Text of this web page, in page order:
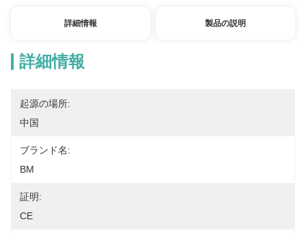
詳細情報 製品の説明
詳細情報
起源の場所:
中国
ブランド名:
BM
証明:
CE